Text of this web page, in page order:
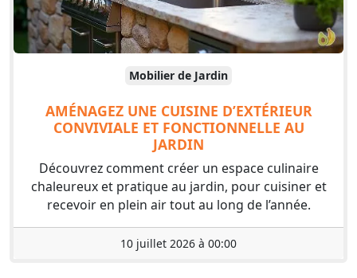
Mobilier de Jardin
AMÉNAGEZ UNE CUISINE D’EXTÉRIEUR
CONVIVIALE ET FONCTIONNELLE AU
JARDIN
Découvrez comment créer un espace culinaire
chaleureux et pratique au jardin, pour cuisiner et
recevoir en plein air tout au long de l’année.
10 juillet 2026 à 00:00